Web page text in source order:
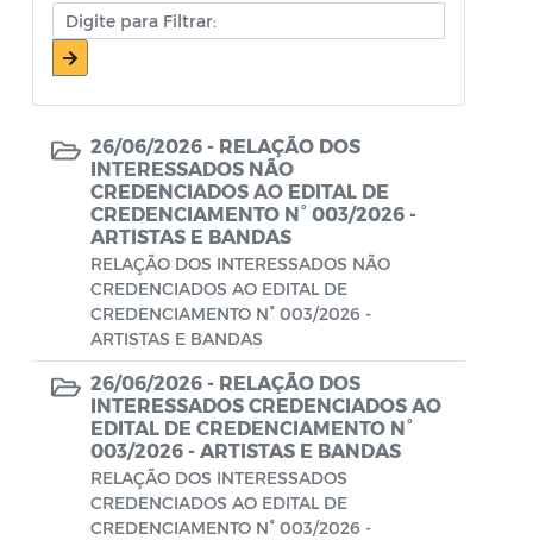
Atos Oficiais - Secretaria de Transportes
Atos Oficiais - Secretaria Municipal de
Atos Oficiais - Secretaria Municipal de
Política Social, Trabalho, Habitação,
Terceira Idade e Desenvolvimento
Humano
Autorização Para Início de Obras
Aviso de rescisão unilateral
CADEP - Comissão de Análise de Defesa
Prévia
CONCURSO GUARDA MUNICIPAL Nº 002
Concurso Público
26/06/2026 - RELAÇÃO DOS
INTERESSADOS NÃO
CREDENCIADOS AO EDITAL DE
CREDENCIAMENTO N° 003/2026 -
ARTISTAS E BANDAS
RELAÇÃO DOS INTERESSADOS NÃO
CREDENCIADOS AO EDITAL DE
CREDENCIAMENTO N° 003/2026 -
ARTISTAS E BANDAS
26/06/2026 - RELAÇÃO DOS
INTERESSADOS CREDENCIADOS AO
EDITAL DE CREDENCIAMENTO N°
003/2026 - ARTISTAS E BANDAS
RELAÇÃO DOS INTERESSADOS
CREDENCIADOS AO EDITAL DE
CREDENCIAMENTO N° 003/2026 -